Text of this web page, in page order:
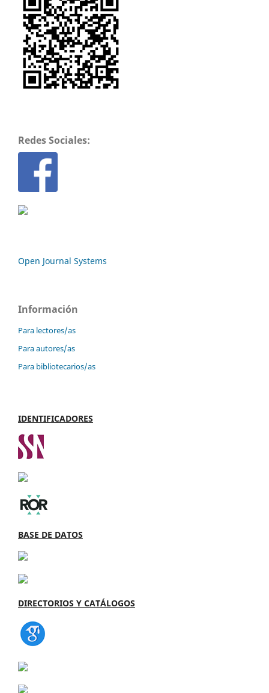
Redes Sociales:
Open Journal Systems
Información
Para lectores/as
Para autores/as
Para bibliotecarios/as
IDENTIFICADORES
BASE DE DATOS
DIRECTORIOS Y CATÁLOGOS